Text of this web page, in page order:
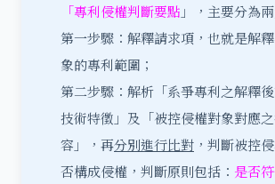
「專利侵權判斷要點 」，主要分為
第一步驟：解釋請求項，也就是解
象的專利範圍；
第二步驟：解析「系爭專利之解釋
技術特徵」及「被控侵權對象對應
容」，再分別進行比對 ，判斷被控
否構成侵權，判斷原則包括： 是否